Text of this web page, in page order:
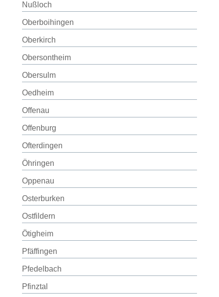
Nußloch
Oberboihingen
Oberkirch
Obersontheim
Obersulm
Oedheim
Offenau
Offenburg
Ofterdingen
Öhringen
Oppenau
Osterburken
Ostfildern
Ötigheim
Pfäffingen
Pfedelbach
Pfinztal